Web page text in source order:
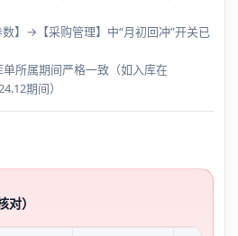
】→【采购管理】中“月初回冲”开关已
所属期间严格一致（如入库在
期间）
）